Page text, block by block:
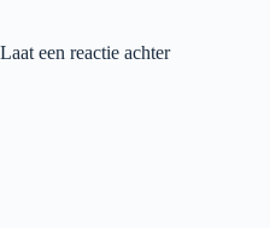
Laat een reactie achter